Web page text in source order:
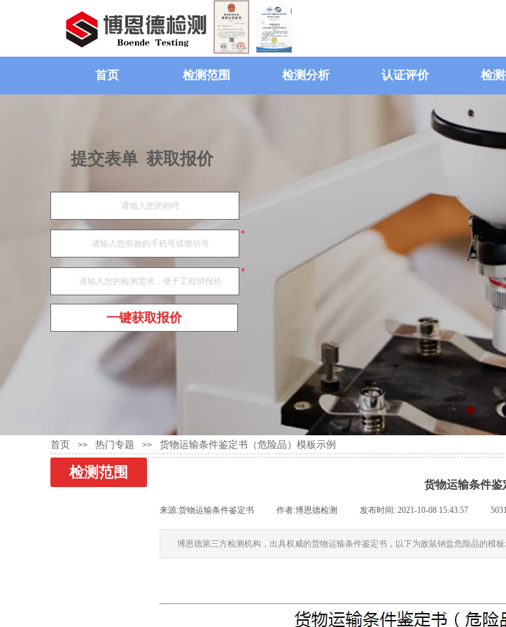
首页 检测范围 检测分析 认证评价 检
提交表单 获取报价
*
*
一键获取报价
首页 >> 热门专题 >> 货物运输条件鉴定书（危险品）模板示例
检测范围
货物运输条件鉴
来源:货物运输条件鉴定书 作者:博恩德检测 发布时间: 2021-10-08 15:43:57 5031
博恩德第三方检测机构，出具权威的货物运输条件鉴定书，以下为敌鼠钠盐危险品的模板